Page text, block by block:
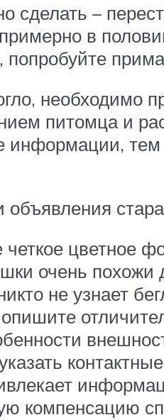
сделать –
в
попробуйте
необходимо
питомца и
информации,
объявления
четкое цветное
очень похожи
не узнает
компенсацию